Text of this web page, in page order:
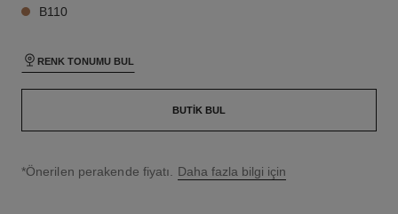
B110
RENK TONUMU BUL
BUTIK BUL
↩
*Önerilen perakende fiyatı. Daha fazla bilgi için